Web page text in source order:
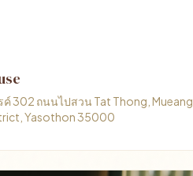
302 ถนนไปสวน Tat Thong, Mueang
Yasothon 35000